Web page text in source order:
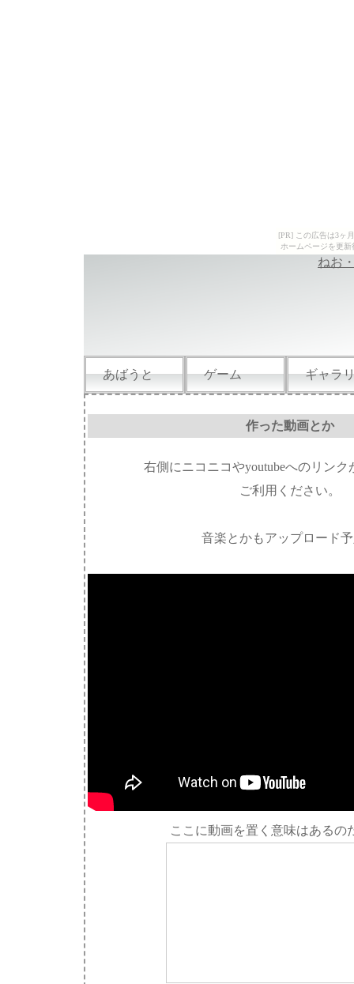
[PR] この広告は3ヶ
ホームページを更
ねお
あばうと ゲーム ギャラ
作った動画とか
右側にニコニコやyoutubeへのリンク
ご利用ください。
音楽とかもアップロード
ここに動画を置く意味はあるの